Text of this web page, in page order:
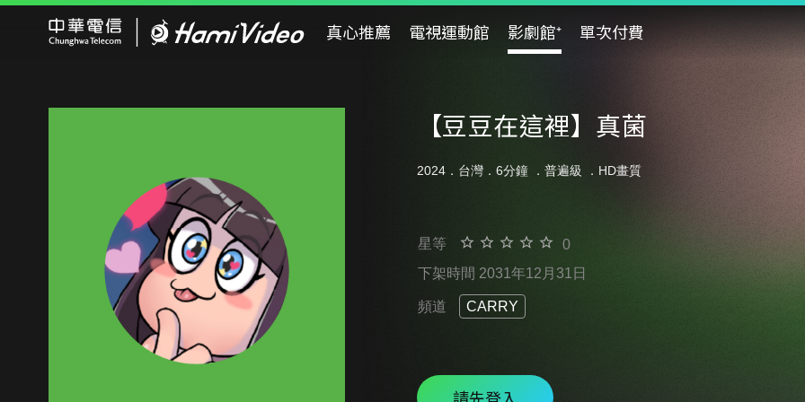
真心推薦 電視運動館 影劇館⁺ 單次付費
【豆豆在這裡】真菌
2024．台灣．6分鐘 ． 普遍級 ．HD畫質
星等
0
下架時間 2031年12月31日
頻道 CARRY